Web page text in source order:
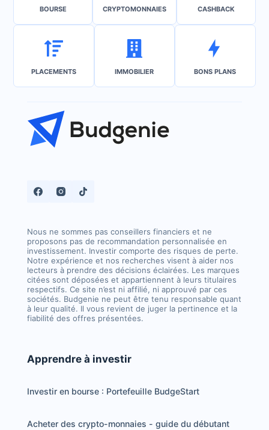
BOURSE CRYPTOMONNAIES CASHBACK
PLACEMENTS IMMOBILIER BONS PLANS
Nous ne sommes pas conseillers financiers et ne
proposons pas de recommandation personnalisée en
investissement. Investir comporte des risques de perte.
Notre expérience et nos recherches visent à aider nos
lecteurs à prendre des décisions éclairées. Les marques
citées sont déposées et appartiennent à leurs titulaires
respectifs. Ce site n’est ni affilié, ni approuvé par ces
sociétés. Budgenie ne peut être tenu responsable quant
à leur qualité. Il vous revient de juger la pertinence et la
fiabilité des offres présentées.
Apprendre à investir
Investir en bourse : Portefeuille BudgeStart
Acheter des crypto-monnaies - guide du débutant